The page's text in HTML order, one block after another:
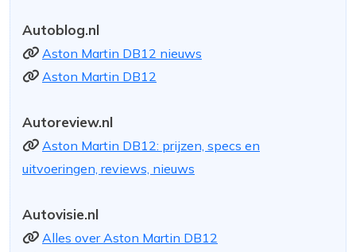
Autoblog.nl
Aston Martin DB12 nieuws
Aston Martin DB12
Autoreview.nl
Aston Martin DB12: prijzen, specs en
uitvoeringen, reviews, nieuws
Autovisie.nl
Alles over Aston Martin DB12